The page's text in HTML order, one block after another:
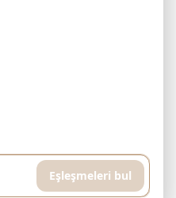
Eşleşmeleri bul